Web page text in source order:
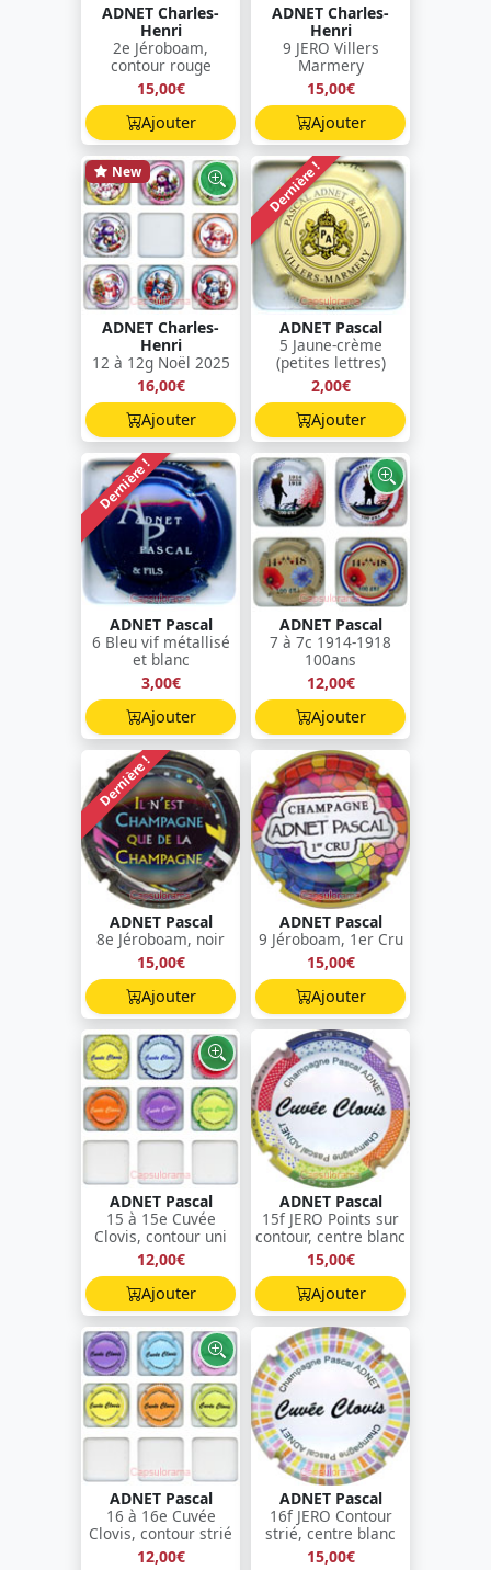
ADNET Charles-
Henri
2e Jéroboam,
contour rouge
15,00€
Ajouter
ADNET Charles-
Henri
9 JERO Villers
Marmery
15,00€
Ajouter
New
ADNET Charles-
Henri
12 à 12g Noël 2025
16,00€
Ajouter
Dernière !
ADNET Pascal
5 Jaune-crème
(petites lettres)
2,00€
Ajouter
Dernière !
ADNET Pascal
6 Bleu vif métallisé
et blanc
3,00€
Ajouter
ADNET Pascal
7 à 7c 1914-1918
100ans
12,00€
Ajouter
Dernière !
ADNET Pascal
8e Jéroboam, noir
15,00€
Ajouter
ADNET Pascal
9 Jéroboam, 1er Cru
15,00€
Ajouter
ADNET Pascal
15 à 15e Cuvée
Clovis, contour uni
12,00€
Ajouter
ADNET Pascal
15f JERO Points sur
contour, centre blanc
15,00€
Ajouter
ADNET Pascal
16 à 16e Cuvée
Clovis, contour strié
12,00€
ADNET Pascal
16f JERO Contour
strié, centre blanc
15,00€